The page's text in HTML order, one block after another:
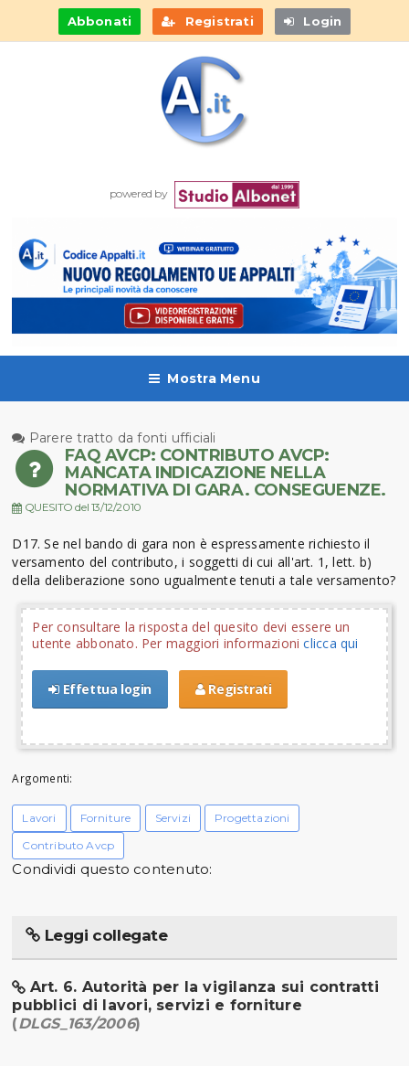
Abbonati Registrati Login
powered by
Mostra Menu
Parere tratto da fonti ufficiali
FAQ AVCP: CONTRIBUTO AVCP:
MANCATA INDICAZIONE NELLA
NORMATIVA DI GARA. CONSEGUENZE.
QUESITO del 13/12/2010
D17. Se nel bando di gara non è espressamente richiesto il
versamento del contributo, i soggetti di cui all'art. 1, lett. b)
della deliberazione sono ugualmente tenuti a tale versamento?
Per consultare la risposta del quesito devi essere un
utente abbonato. Per maggiori informazioniclicca qui
Effettua login Registrati
Argomenti:
Lavori Forniture Servizi
Progettazioni
Contributo Avcp
Condividi questo contenuto:
Leggi collegate
Art. 6. Autorità per la vigilanza sui contratti
pubblici di lavori, servizi e forniture
(DLGS_163/2006)